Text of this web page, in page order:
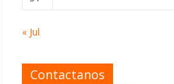
« Jul
Contactanos